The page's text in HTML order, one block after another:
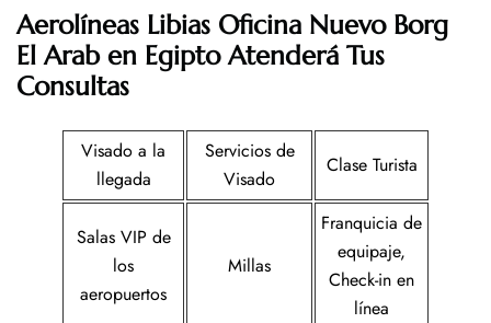
Aerolíneas Libias Oficina Nuevo Borg
El Arab en EgiptoAtenderá Tus
Consultas
Visado a la
llegada
Servicios de
Visado
Clase Turista
Salas VIP de
los
aeropuertos
Millas
Franquicia de
equipaje,
Check-in en
línea